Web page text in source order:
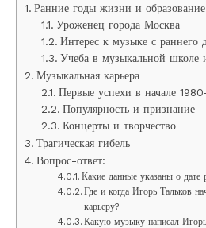
Ранние годы жизни и образование
Уроженец города Москва
Интерес к музыке с раннего
Учеба в музыкальной школе
Музыкальная карьера
Первые успехи в начале
Популярность и признание
Концерты и творчество
Трагическая гибель
Вопрос-ответ:
Какие данные указаны о дате
Где и когда Игорь Тальков
карьеру?
Какую музыку написал